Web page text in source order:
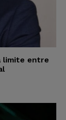
limite entre